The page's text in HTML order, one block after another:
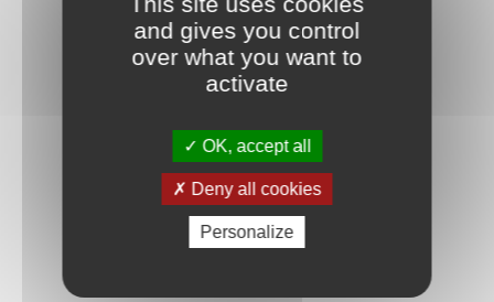
and gives you control
over what you want to
activate
OK, accept all
Deny all cookies
Personalize